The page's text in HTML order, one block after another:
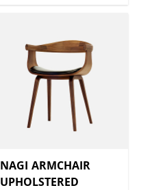
NAGI ARMCHAIR
UPHOLSTERED